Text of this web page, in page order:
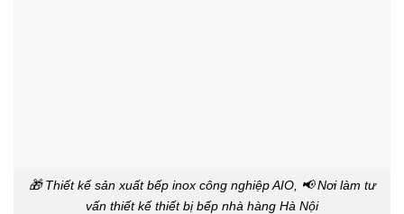
🎁 Thiết kế sản xuất bếp inox công nghiệp AIO, 📢 Nơi làm tư
vấn thiết kế thiết bị bếp nhà hàng Hà Nội